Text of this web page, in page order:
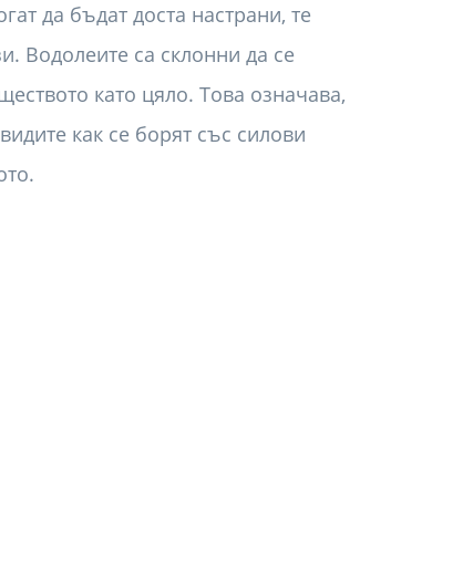
да бъдат доста настрани, те
Водолеите са склонни да се
като цяло. Това означава,
как се борят със силови